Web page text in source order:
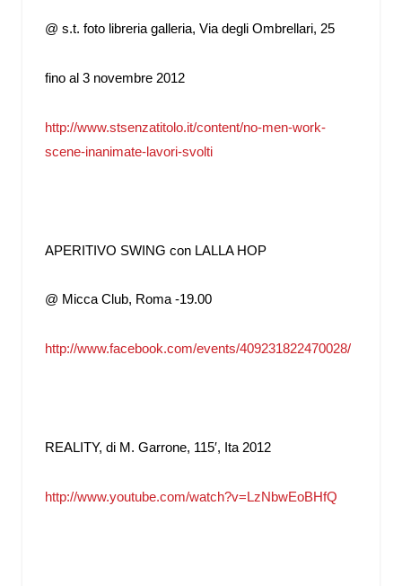
@ s.t. foto libreria galleria, Via degli Ombrellari, 25
fino al 3 novembre 2012
http://www.stsenzatitolo.it/content/no-men-work-
scene-inanimate-lavori-svolti
APERITIVO SWING con LALLA HOP
@ Micca Club, Roma -19.00
http://www.facebook.com/events/409231822470028/
REALITY, di M. Garrone, 115′, Ita 2012
http://www.youtube.com/watch?v=LzNbwEoBHfQ